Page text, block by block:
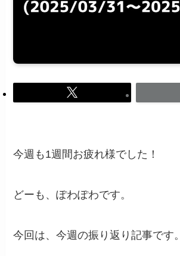
今週も1週間お疲れ様でした！
どーも、ぽわぽわです。
今回は、今週の振り返り記事です。